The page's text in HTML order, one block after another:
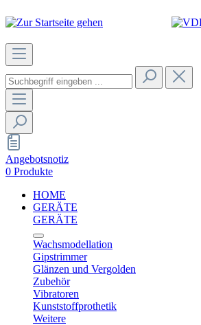
Angebotsnotiz
0 Produkte
HOME
GERÄTE
GERÄTE
Wachsmodellation
Gipstrimmer
Glänzen und Vergolden
Zubehör
Vibratoren
Kunststoffprothetik
Weitere